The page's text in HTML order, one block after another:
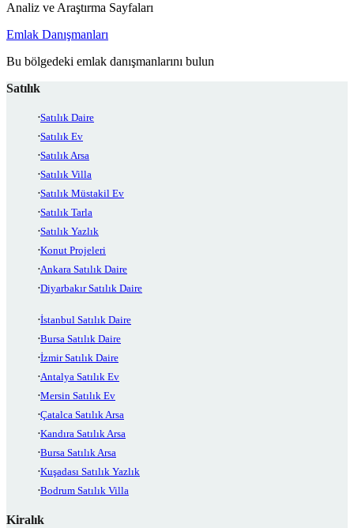
Analiz ve Araştırma Sayfaları
Emlak Danışmanları
Bu bölgedeki emlak danışmanlarını bulun
Satılık
Satılık Daire
Satılık Ev
Satılık Arsa
Satılık Villa
Satılık Müstakil Ev
Satılık Tarla
Satılık Yazlık
Konut Projeleri
Ankara Satılık Daire
Diyarbakır Satılık Daire
İstanbul Satılık Daire
Bursa Satılık Daire
İzmir Satılık Daire
Antalya Satılık Ev
Mersin Satılık Ev
Çatalca Satılık Arsa
Kandıra Satılık Arsa
Bursa Satılık Arsa
Kuşadası Satılık Yazlık
Bodrum Satılık Villa
Kiralık